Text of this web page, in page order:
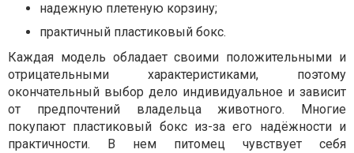
надежную плетеную корзину;
практичный пластиковый бокс.
Каждая модель обладает своими положительными и
отрицательными характеристиками, поэтому
окончательный выбор дело индивидуальное и зависит
от предпочтений владельца животного. Многие
покупают пластиковый бокс из-за его надёжности и
практичности. В нем питомец чувствует себя